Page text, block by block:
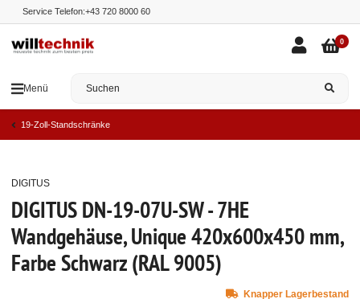
Service Telefon:+43 720 8000 60
Menü
0
19-Zoll-Standschränke
DIGITUS DN-19-07U-SW - 7HE
Wandgehäuse, Unique 420x600x450 mm,
Farbe Schwarz (RAL 9005)
DIGITUS
Knapper Lagerbestand